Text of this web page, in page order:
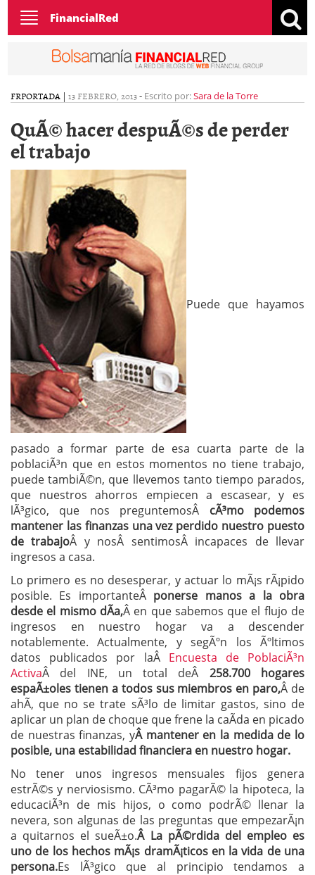
Toggle
navigation
FinancialRed
FRPORTADA | 13 FEBRERO, 2013- Escrito por:Sara de la Torre
QuÃ© hacer despuÃ©s de perder
el trabajo
Puede que hayamos
pasado a formar parte de esa cuarta parte de la
poblaciÃ³n que en estos momentos no tiene trabajo,
puede tambiÃ©n, que llevemos tanto tiempo parados,
que nuestros ahorros empiecen a escasear, y es
lÃ³gico, que nos preguntemosÂ cÃ³mo podemos
mantener las finanzas una vez perdido nuestro puesto
de trabajoÂ y nosÂ sentimosÂ incapaces de llevar
ingresos a casa.
Lo primero es no desesperar, y actuar lo mÃ¡s rÃ¡pido
posible. Es importanteÂ ponerse manos a la obra
desde el mismo dÃ­a,Â en que sabemos que el flujo de
ingresos en nuestro hogar va a descender
notablemente. Actualmente, y segÃºn los Ãºltimos
datos publicados por laÂ Encuesta de PoblaciÃ³n
ActivaÂ del INE, un total deÂ 258.700 hogares
espaÃ±oles tienen a todos sus miembros en paro,Â de
ahÃ­, que no se trate sÃ³lo de limitar gastos, sino de
aplicar un plan de choque que frene la caÃ­da en picado
de nuestras finanzas, yÂ mantener en la medida de lo
posible, una estabilidad financiera en nuestro hogar.
No tener unos ingresos mensuales fijos genera
estrÃ©s y nerviosismo. CÃ³mo pagarÃ© la hipoteca, la
educaciÃ³n de mis hijos, o como podrÃ© llenar la
nevera, son algunas de las preguntas que empezarÃ¡n
a quitarnos el sueÃ±o.Â La pÃ©rdida del empleo es
uno de los hechos mÃ¡s dramÃ¡ticos en la vida de una
persona.Es lÃ³gico que al principio tendamos a